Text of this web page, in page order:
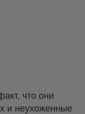
что они
и неухоженные